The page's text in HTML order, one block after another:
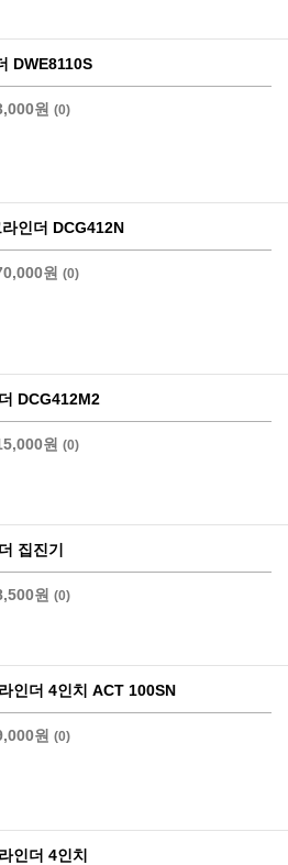
DWE8110S
원 (0)
인더 DCG412N
원 (0)
DCG412M2
원 (0)
집진기
원 (0)
인더 4인치 ACT 100SN
원 (0)
인더 4인치